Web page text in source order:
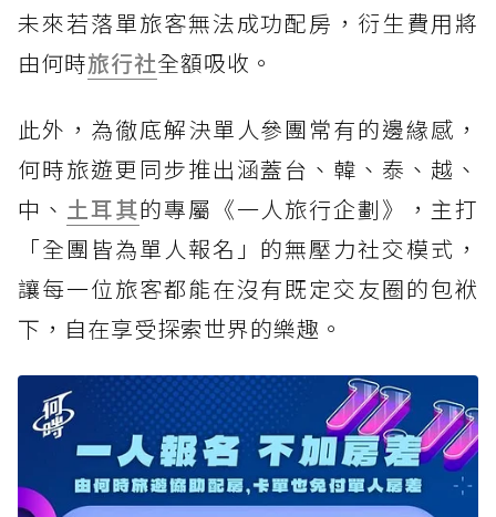
未來若落單旅客無法成功配房，衍生費用將
由何時旅行社全額吸收。
此外，為徹底解決單人參團常有的邊緣感，
何時旅遊更同步推出涵蓋台、韓、泰、越、
中、 土耳其的專屬《一人旅行企劃》，主打
「全團皆為單人報名」的無壓力社交模式，
讓每一位旅客都能在沒有既定交友圈的包袱
下，自在享受探索世界的樂趣。